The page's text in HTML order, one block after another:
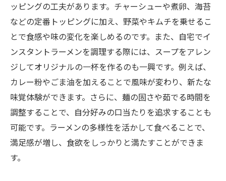
ッピングの工夫があります。チャーシューや煮卵、海苔
などの定番トッピングに加え、野菜やキムチを乗せるこ
とで食感や味の変化を楽しめるのです。また、自宅でイ
ンスタントラーメンを調理する際には、スープをアレン
ジしてオリジナルの一杯を作るのも一興です。例えば、
カレー粉やごま油を加えることで風味が変わり、新たな
味覚体験ができます。さらに、麺の固さや茹でる時間を
調整することで、自分好みの口当たりを追求することも
可能です。ラーメンの多様性を活かして食べることで、
満足感が増し、食欲をしっかりと満たすことができま
す。